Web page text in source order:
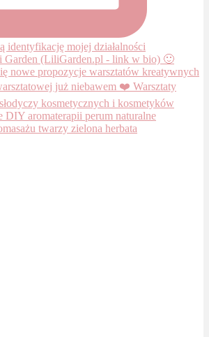
twarzy zielona herbata